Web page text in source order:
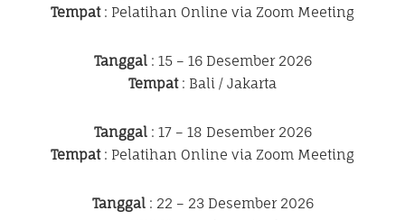
Tempat: Pelatihan Online via Zoom Meeting
Tanggal: 15 – 16 Desember 2026
Tempat: Bali / Jakarta
Tanggal: 17 – 18 Desember 2026
Tempat: Pelatihan Online via Zoom Meeting
Tanggal: 22 – 23 Desember 2026